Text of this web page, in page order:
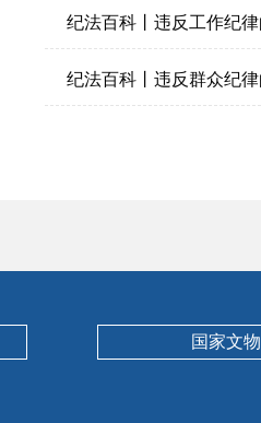
纪法百科丨违反工作纪
纪法百科丨违反群众纪
国家文